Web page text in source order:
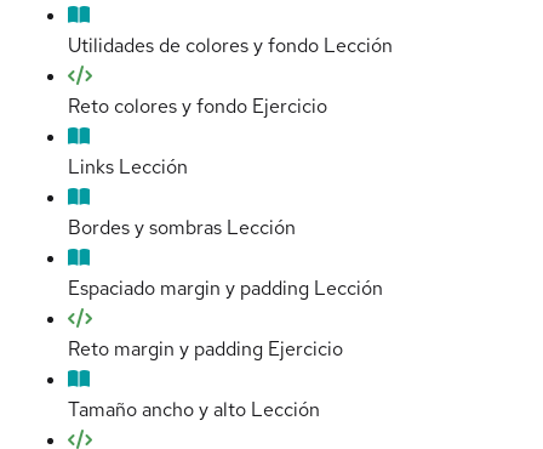
Utilidades de colores y fondo Lección
Reto colores y fondo Ejercicio
Links Lección
Bordes y sombras Lección
Espaciado margin y padding Lección
Reto margin y padding Ejercicio
Tamaño ancho y alto Lección